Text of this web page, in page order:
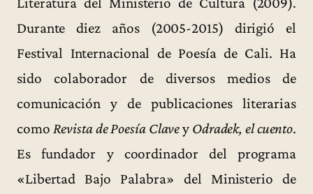
Durante diez años (2005-2015) dirigió el
Festival Internacional de Poesía de Cali. Ha
sido colaborador de diversos medios de
comunicación y de publicaciones literarias
como Revista de Poesía Clavey Odradek, el cuento.
Es fundador y coordinador del programa
«Libertad Bajo Palabra» del Ministerio de